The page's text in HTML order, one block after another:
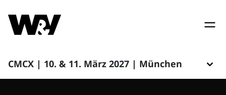
CMCX | 10. & 11. März 2027 | München